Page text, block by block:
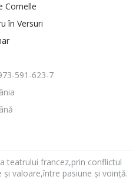
Cornelle
în Versuri
591-623-7
teatrului francez,prin conflictul
valoare,între pasiune și voință.